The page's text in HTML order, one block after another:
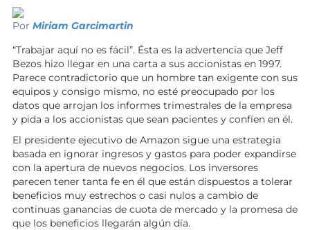
Por Miriam Garcimartin
“Trabajar aquí no es fácil”. Ésta es la advertencia que Jeff
Bezos hizo llegar en una carta a sus accionistas en 1997.
Parece contradictorio que un hombre tan exigente con sus
equipos y consigo mismo, no esté preocupado por los
datos que arrojan los informes trimestrales de la empresa
y pida a los accionistas que sean pacientes y confíen en él.
El presidente ejecutivo de Amazon sigue una estrategia
basada en ignorar ingresos y gastos para poder expandirse
con la apertura de nuevos negocios. Los inversores
parecen tener tanta fe en él que están dispuestos a tolerar
beneficios muy estrechos o casi nulos a cambio de
continuas ganancias de cuota de mercado y la promesa de
que los beneficios llegarán algún día.